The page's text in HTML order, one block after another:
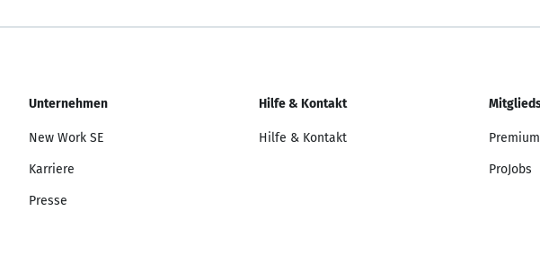
Unternehmen
New Work SE
Karriere
Presse
Hilfe & Kontakt
Hilfe & Kontakt Premium
ProJobs